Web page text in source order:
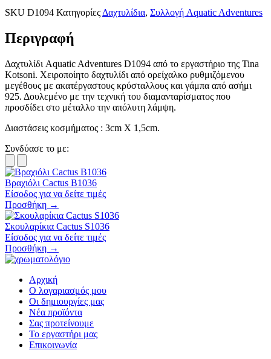
SKU D1094 Κατηγορίες Δαχτυλίδια, Συλλογή Aquatic Adventures
Περιγραφή
Δαχτυλίδι Aquatic Adventures D1094 από το εργαστήριο της Tina
Kotsoni. Χειροποίητο δαχτυλίδι από ορείχαλκο ρυθμιζόμενου
μεγέθους με ακατέργαστους κρύσταλλους και γάμπα από ασήμι
925. Δουλεμένο με την τεχνική του διαμανταρίσματος που
προσδίδει στο μέταλλο την απόλυτη λάμψη.
Διαστάσεις κοσμήματος : 3cm X 1,5cm.
Συνδύασε το με:
Βραχιόλι Cactus B1036
Είσοδος για να δείτε τιμές
Προσθήκη →
Σκουλαρίκια Cactus S1036
Είσοδος για να δείτε τιμές
Προσθήκη →
Αρχική
Ο λογαριασμός μου
Οι δημιουργίες μας
Νέα προϊόντα
Σας προτείνουμε
Το εργαστήρι μας
Επικοινωνία